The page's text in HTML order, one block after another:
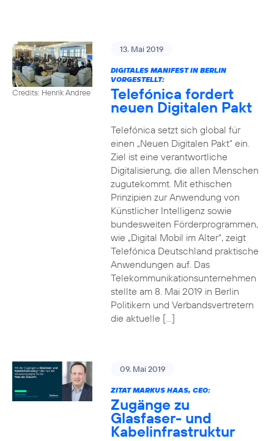
Credits: Henrik Andree
13. Mai 2019
DIGITALES MANIFEST IN BERLIN
VORGESTELLT:
Telefónica fordert
neuen Digitalen Pakt
Telefónica setzt sich global für
einen „Neuen Digitalen Pakt“ ein.
Ziel ist eine verantwortliche
Digitalisierung, die allen Menschen
zugutekommt. Mit ethischen
Prinzipien zur Anwendung von
Künstlicher Intelligenz sowie
bundesweiten Förderprogrammen,
wie „Digital Mobil im Alter“, zeigt
Telefónica Deutschland praktische
Anwendungen auf. Das
Telekommunikationsunternehmen
stellte am 8. Mai 2019 in Berlin
Politikern und Verbandsvertretern
die aktuelle […]
09. Mai 2019
ZITAT MARKUS HAAS, CEO:
Zugänge zu
Glasfaser- und
Kabelinfrastruktur